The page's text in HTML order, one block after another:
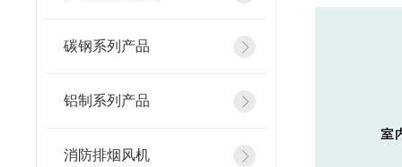
碳钢系列产品
铝制系列产品
消防排烟风机